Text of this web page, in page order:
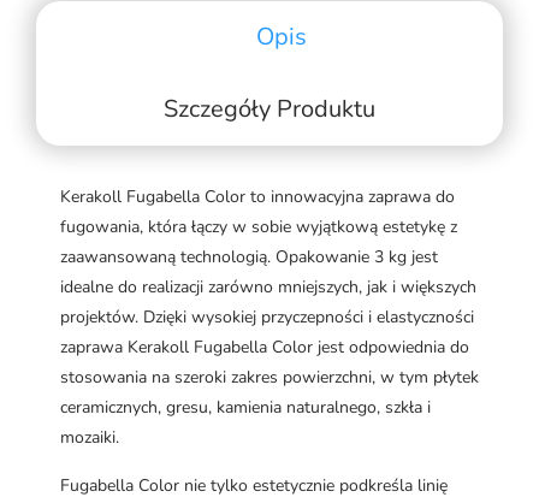
Opis
Szczegóły Produktu
Kerakoll Fugabella Color to innowacyjna zaprawa do
fugowania, która łączy w sobie wyjątkową estetykę z
zaawansowaną technologią. Opakowanie 3 kg jest
idealne do realizacji zarówno mniejszych, jak i większych
projektów. Dzięki wysokiej przyczepności i elastyczności
zaprawa Kerakoll Fugabella Color jest odpowiednia do
stosowania na szeroki zakres powierzchni, w tym płytek
ceramicznych, gresu, kamienia naturalnego, szkła i
mozaiki.
Fugabella Color nie tylko estetycznie podkreśla linię